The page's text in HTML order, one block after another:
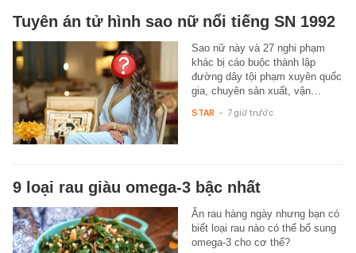
Tuyên án tử hình sao nữ nổi tiếng SN 1992
Sao nữ này và 27 nghi phạm
khác bị cáo buộc thành lập
đường dây tội phạm xuyên quốc
gia, chuyên sản xuất, vận…
STAR - 7 giờ trước
9 loại rau giàu omega-3 bậc nhất
Ăn rau hàng ngày nhưng bạn có
biết loại rau nào có thể bổ sung
omega-3 cho cơ thể?